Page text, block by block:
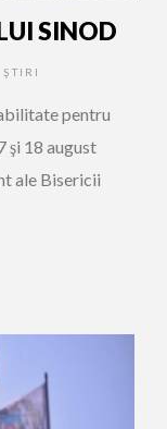
SINOD
ŞTIRI
pentru
şi 18 august
ale Bisericii